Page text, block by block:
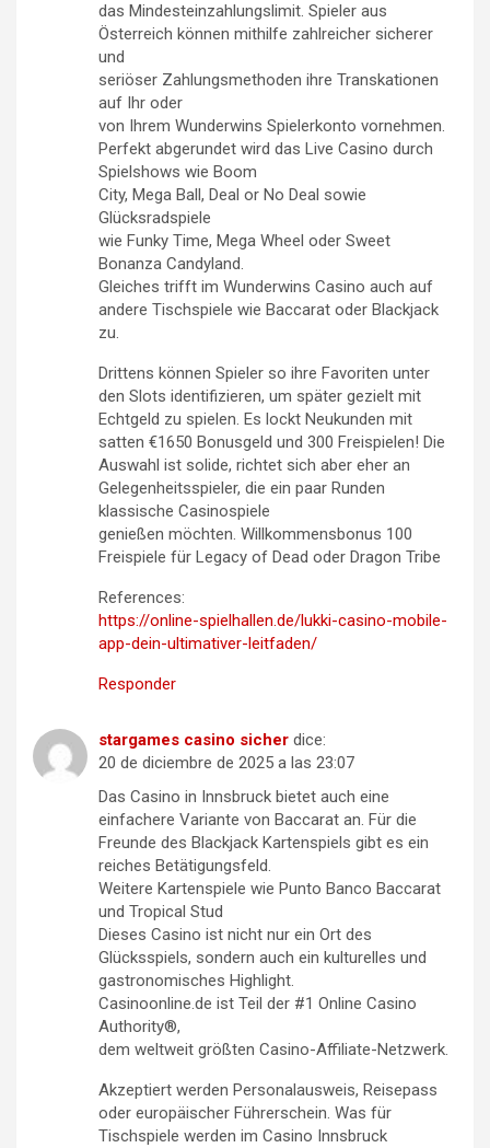
das Mindesteinzahlungslimit. Spieler aus
Österreich können mithilfe zahlreicher sicherer
und
seriöser Zahlungsmethoden ihre Transkationen
auf Ihr oder
von Ihrem Wunderwins Spielerkonto vornehmen.
Perfekt abgerundet wird das Live Casino durch
Spielshows wie Boom
City, Mega Ball, Deal or No Deal sowie
Glücksradspiele
wie Funky Time, Mega Wheel oder Sweet
Bonanza Candyland.
Gleiches trifft im Wunderwins Casino auch auf
andere Tischspiele wie Baccarat oder Blackjack
zu.
Drittens können Spieler so ihre Favoriten unter
den Slots identifizieren, um später gezielt mit
Echtgeld zu spielen. Es lockt Neukunden mit
satten €1650 Bonusgeld und 300 Freispielen! Die
Auswahl ist solide, richtet sich aber eher an
Gelegenheitsspieler, die ein paar Runden
klassische Casinospiele
genießen möchten. Willkommensbonus 100
Freispiele für Legacy of Dead oder Dragon Tribe
References:
https://online-spielhallen.de/lukki-casino-mobile-
app-dein-ultimativer-leitfaden/
Responder
stargames casino sicher dice:
20 de diciembre de 2025 a las 23:07
Das Casino in Innsbruck bietet auch eine
einfachere Variante von Baccarat an. Für die
Freunde des Blackjack Kartenspiels gibt es ein
reiches Betätigungsfeld.
Weitere Kartenspiele wie Punto Banco Baccarat
und Tropical Stud
Dieses Casino ist nicht nur ein Ort des
Glücksspiels, sondern auch ein kulturelles und
gastronomisches Highlight.
Casinoonline.de ist Teil der #1 Online Casino
Authority®,
dem weltweit größten Casino-Affiliate-Netzwerk.
Akzeptiert werden Personalausweis, Reisepass
oder europäischer Führerschein. Was für
Tischspiele werden im Casino Innsbruck